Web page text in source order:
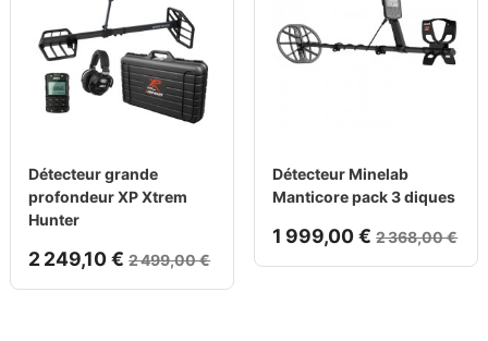
Détecteur grande
profondeur XP Xtrem
Hunter
2 249,10 €2 499,00 €
Détecteur Minelab
Manticore pack 3 diques
1 999,00 €2 368,00 €